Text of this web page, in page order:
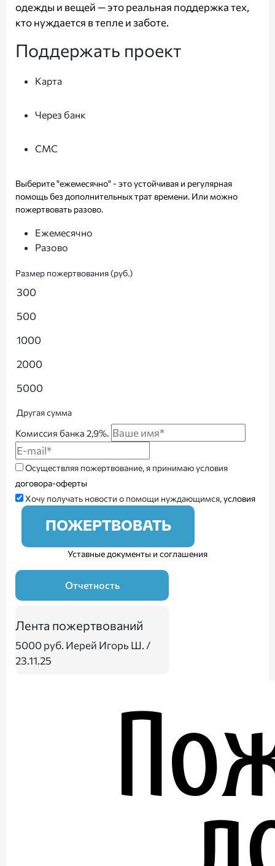
одежды и вещей — это реальная поддержка тех,
кто нуждается в тепле и заботе.
Поддержать проект
Карта
Через банк
СМС
Выберите "ежемесячно" - это устойчивая и регулярная
помощь без дополнительных трат времени. Или можно
пожертвовать разово.
Ежемесячно
Разово
Размер пожертвования (руб.)
300
500
1000
2000
5000
Другая сумма
Комиссия банка 2,9%.
Осуществляя пожертвование, я принимаю условия
договора-оферты
Хочу получать новости о помощи нуждающимся,условия
ПОЖЕРТВОВАТЬ
Уставные документы и соглашения
Отчетность
Лента пожертвований
5000 руб. Иерей Игорь Ш. /
23.11.25